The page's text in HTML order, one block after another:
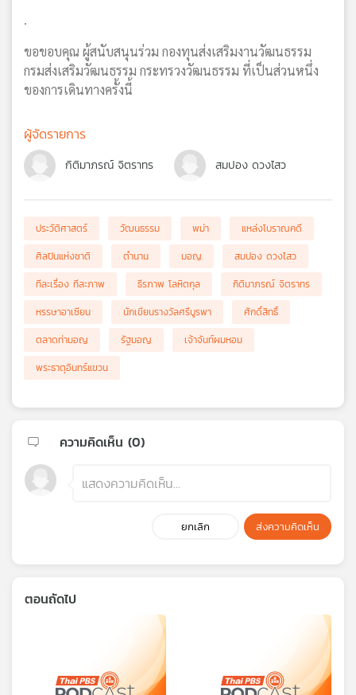
.
ขอขอบคุณ ผู้สนับสนุนร่วม กองทุนส่งเสริมงานวัฒนธรรม
กรมส่งเสริมวัฒนธรรม กระทรวงวัฒนธรรม ที่เป็นส่วนหนึ่ง
ของการเดินทางครั้งนี้
ผู้จัดรายการ
กิติมาภรณ์ จิตราทร สมปอง ดวงไสว
ประวัติศาสตร์ วัฒนธรรม พม่า
แหล่งโบราณคดี
ศิลปินแห่งชาติ
ตำนาน มอญ
สมปอง ดวงไสว
ทีละเรื่อง ทีละภาพ
ธีรภาพ โลหิตกุล
กิติมาภรณ์ จิตราทร
หรรษาอาเซียน
นักเขียนรางวัลศรีบูรพา
ศักดิ์สิทธิ์
ตลาดท่ามอญ
รัฐมอญ
เจ้าจันท์ผมหอม
พระธาตุอินทร์แขวน
ความคิดเห็น (0)
ยกเลิก ส่งความคิดเห็น
ตอนถัดไป